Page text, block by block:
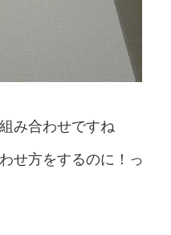
み合わせですね
せ方をするのに！っ